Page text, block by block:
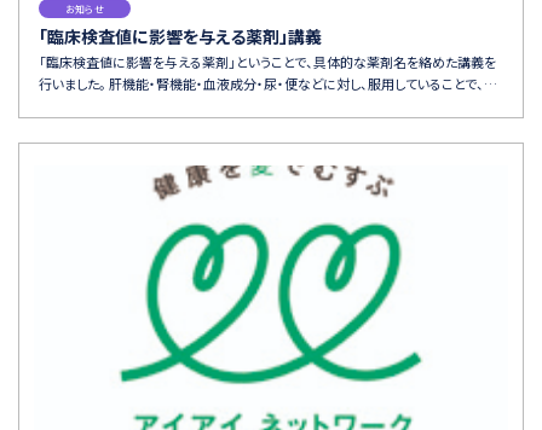
お知らせ
「臨床検査値に影響を与える薬剤」講義
「臨床検査値に影響を与える薬剤」ということで、具体的な薬剤名を絡めた講義を
行いました。 肝機能・腎機能・血液成分・尿・便などに対し、服用していることで、…